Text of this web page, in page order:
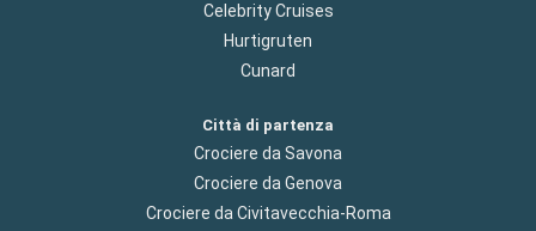
Celebrity Cruises
Hurtigruten
Cunard
Città di partenza
Crociere da Savona
Crociere da Genova
Crociere da Civitavecchia-Roma